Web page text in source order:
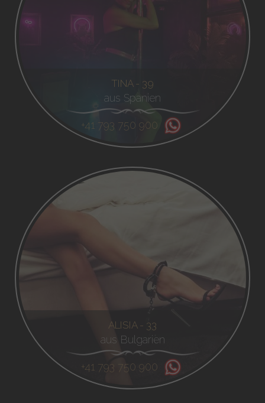
TINA - 39
aus Spanien
+41 793 750 900
ALISIA - 33
aus Bulgarien
+41 793 750 900